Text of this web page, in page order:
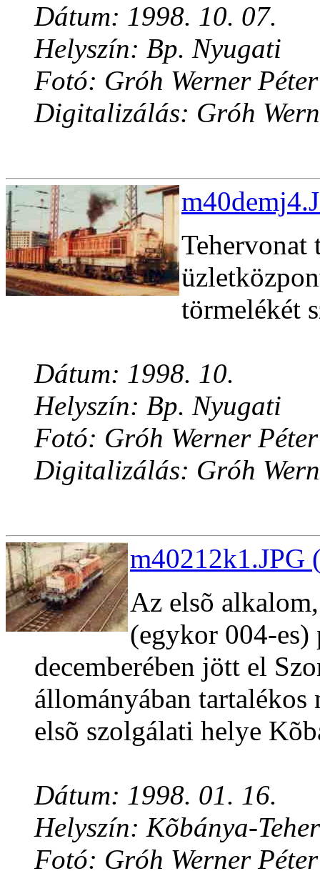
Dátum: 1998. 10. 07.
Helyszín: Bp. Nyugati
Fotó: Gróh Werner Péter
Digitalizálás: Gróh
Tehervonat
törmelékét
Dátum: 1998. 10.
Helyszín: Bp. Nyugati
Fotó: Gróh Werner Péter
Digitalizálás: Gróh
m40212k1.JPG
Az elsõ
(egykor 004-es)
decemberében jött el
állományában
elsõ szolgálati helye
Dátum: 1998. 01. 16.
Helyszín: Kõbánya-
Fotó: Gróh Werner Péter